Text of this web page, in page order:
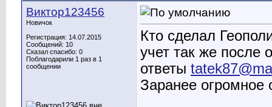
Виктор123456
Новичок
Регистрация: 14.07.2015
Сообщений: 10
Сказал спасибо: 0
Поблагодарили 1 раз в 1
сообщении
Кто сделал
учет так же после
ответы
Заранее огромное